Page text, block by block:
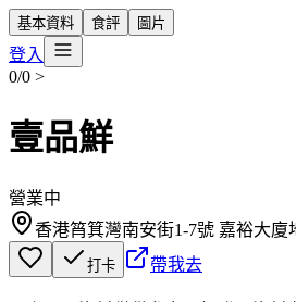
基本資料 食評 圖片
登入
0/0 >
壹品鮮
營業中
香港筲箕灣南安街1-7號 嘉裕大
打卡 帶我去